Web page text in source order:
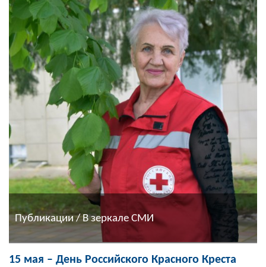
Публикации / В зеркале СМИ
15 мая – День Российского Красного Креста